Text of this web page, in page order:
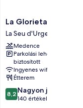
La
Glorieta
La
Seu
d'Urgell
La Glorieta
La Seu d'Urgell
Medence
Parkolási lehetőség
biztosított
Ingyenes wifi
Étterem
8.2
ennyiből:
8,2 Nagyon jó
140 értékelés